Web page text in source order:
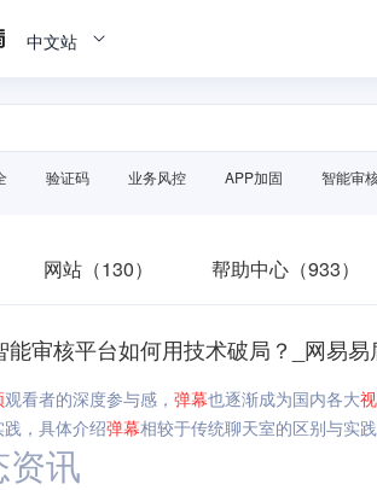
中文站
验证码 业务风控 APP加固 智能审
网站（130） 帮助中心（933）
能审核平台如何用技术破局？_网易易
观看者的深度参与感， 弹幕也逐渐成为国内各大
，具体介绍弹幕相较于传统聊天室的区别与实
讯